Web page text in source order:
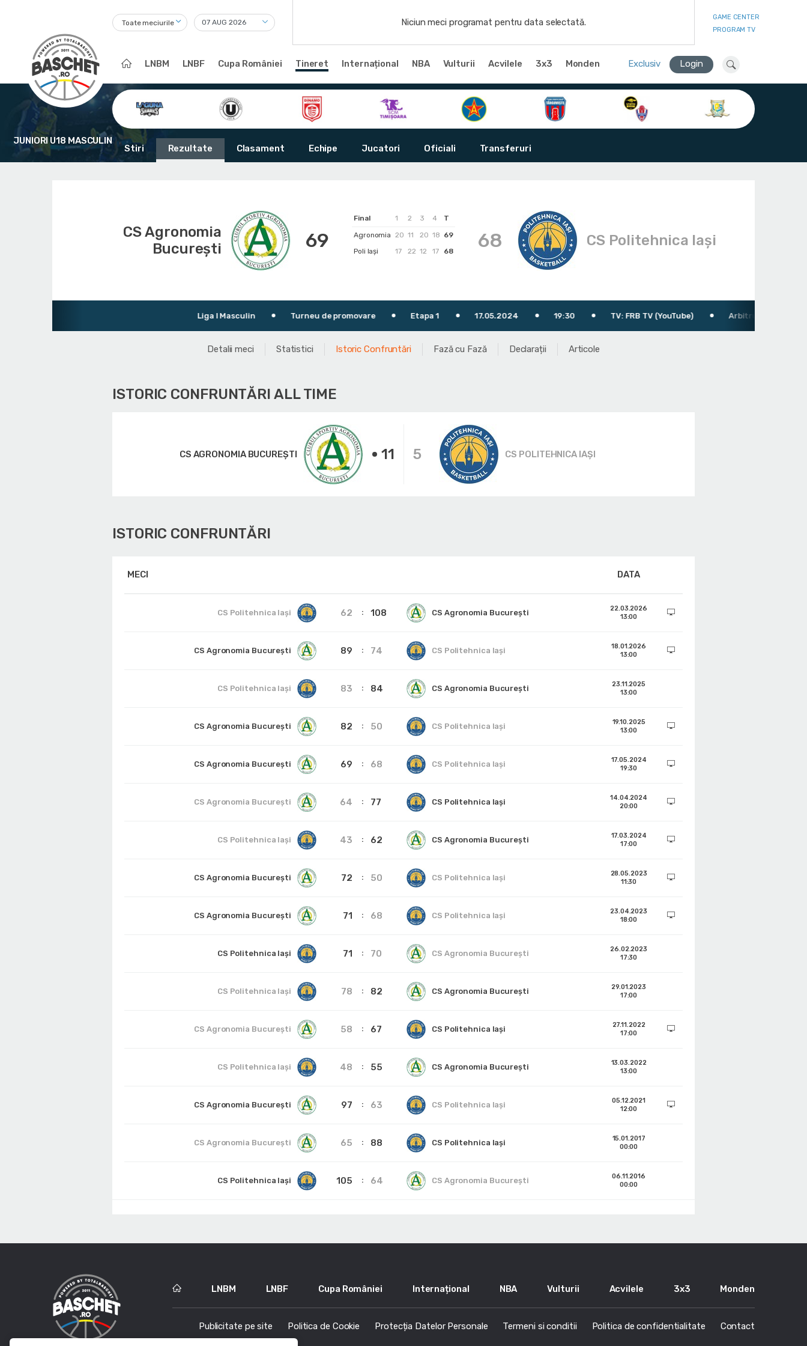
Toate meciurile Niciun meci programat pentru data selectată.
GAME CENTER
PROGRAM TV
LNBM LNBF Cupa României Tineret Internațional NBA Vulturii Acvilele 3x3 Monden Exclusiv Login
JUNIORI U18 MASCULIN
Stiri Rezultate Clasament Echipe Jucatori Oficiali Transferuri
CS Agronomia
București
69
Final 1 2 3 4
T
Agronomia 20 11 20 18 69
Poli Iași
17 22 12 17 68 68 CS Politehnica Iași
Liga I Masculin Turneu de promovare Etapa 1 17.05.2024 19:30 TV: FRB TV (YouTube) Arbitru: Atomulese Ștefan
Detalii meci Statistici Istoric Confruntări Fază cu Fază Declarații Articole
ISTORIC CONFRUNTĂRI ALL TIME
CS AGRONOMIA BUCUREȘTI 11 5 CS POLITEHNICA IAȘI
ISTORIC CONFRUNTĂRI
MECI DATA
CS Politehnica Iași 62 108 CS Agronomia București
22.03.2026
13:00
CS Agronomia București 89 74 CS Politehnica Iași
18.01.2026
13:00
CS Politehnica Iași 83 84 CS Agronomia București
23.11.2025
13:00
CS Agronomia București 82 50 CS Politehnica Iași
19.10.2025
13:00
CS Agronomia București 69 68 CS Politehnica Iași
17.05.2024
19:30
CS Agronomia București 64 77 CS Politehnica Iași
14.04.2024
20:00
CS Politehnica Iași 43 62 CS Agronomia București
17.03.2024
17:00
CS Agronomia București 72 50 CS Politehnica Iași
28.05.2023
11:30
CS Agronomia București 71 68 CS Politehnica Iași
23.04.2023
18:00
CS Politehnica Iași 71 70 CS Agronomia București
26.02.2023
17:30
CS Politehnica Iași 78 82 CS Agronomia București
29.01.2023
17:00
CS Agronomia București 58 67 CS Politehnica Iași
27.11.2022
17:00
CS Politehnica Iași 48 55 CS Agronomia București
13.03.2022
13:00
CS Agronomia București 97 63 CS Politehnica Iași
05.12.2021
12:00
CS Agronomia București 65 88 CS Politehnica Iași
15.01.2017
00:00
CS Politehnica Iași 105 64 CS Agronomia București
06.11.2016
00:00
LNBM LNBF Cupa României Internațional NBA Vulturii Acvilele 3x3 Monden
Publicitate pe site Politica de Cookie Protecția Datelor Personale Termeni si conditii Politica de confidentialitate Contact